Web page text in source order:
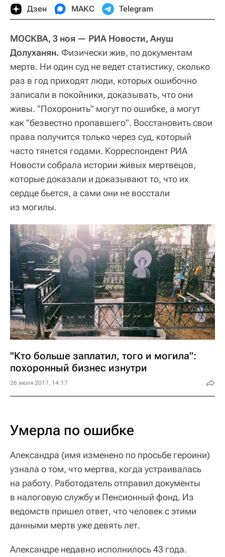
Дзен МАКС Telegram
МОСКВА, 3 ноя — РИА Новости, Ануш
Долуханян. Физически жив, по документам
мертв. Ни один суд не ведет статистику, сколько
раз в год приходят люди, которых ошибочно
записали в покойники, доказывать, что они
живы. "Похоронить" могут по ошибке, а могут
как "безвестно пропавшего". Восстановить свои
права получится только через суд, который
часто тянется годами. Корреспондент РИА
Новости собрала истории живых мертвецов,
которые доказали и доказывают то, что их
сердце бьется, а сами они не восстали
из могилы.
"Кто больше заплатил, того и могила":
похоронный бизнес изнутри
26 июля 2017, 14:17
Умерла по ошибке
Александра (имя изменено по просьбе героини)
узнала о том, что мертва, когда устраивалась
на работу. Работодатель отправил документы
в налоговую службу и Пенсионный фонд. Из
ведомств пришел ответ, что человек с этими
данными мертв уже девять лет.
Александре недавно исполнилось 43 года.